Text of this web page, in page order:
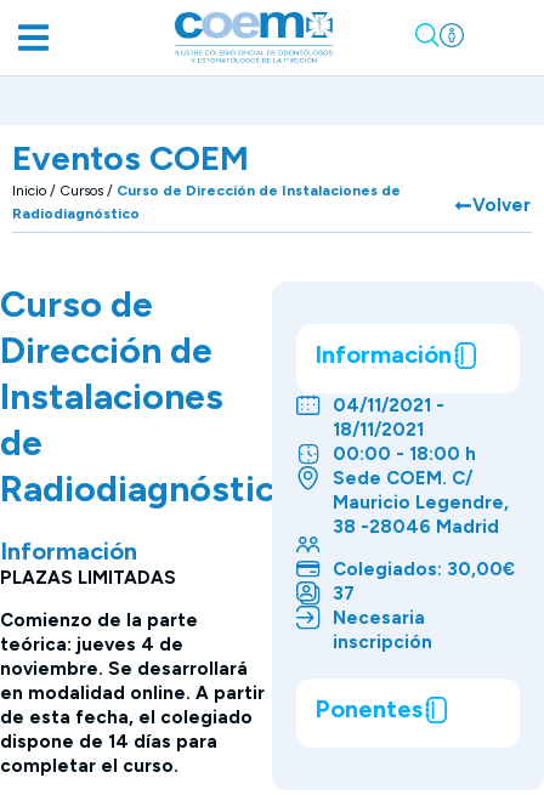
Eventos COEM
Inicio / Cursos / Curso de Dirección de Instalaciones de
Radiodiagnóstico
Volver
Curso de
Dirección de
Instalaciones
de
Radiodiagnóstico
Información
PLAZAS LIMITADAS
Comienzo de la parte
teórica: jueves 4 de
noviembre. Se desarrollará
en modalidad online. A partir
de esta fecha, el colegiado
dispone de 14 días para
completar el curso.
Información
04/11/2021 -
18/11/2021
00:00 - 18:00 h
Sede COEM. C/
Mauricio Legendre,
38 -28046 Madrid
Colegiados: 30,00€
37
Necesaria
inscripción
Ponentes